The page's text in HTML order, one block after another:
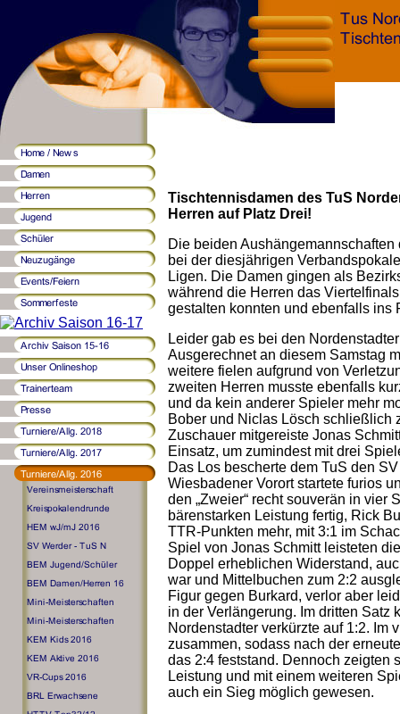
Tischtennisdamen des TuS
Herren auf Platz Drei!
Die beiden
bei der diesjährigen
Ligen. Die Damen gingen als
während die Herren das
gestalten konnten und ebenfalls ins
Leider gab es bei den
Ausgerechnet an diesem Samstag
weitere fielen aufgrund von
zweiten Herren musste ebenfalls
und da kein anderer Spieler mehr
Bober und Niclas Lösch schließlich
Zuschauer mitgereiste Jonas
Einsatz, um zumindest mit drei
Das Los bescherte dem TuS den
Wiesbadener Vorort startete furios
den „Zweier“ recht souverän in vier
bärenstarken Leistung fertig, Rick
TTR-Punkten mehr, mit 3:1 im
Spiel von Jonas Schmitt leisteten
Doppel erheblichen Widerstand,
war und Mittelbuchen zum 2:2
Figur gegen Burkard, verlor aber
in der Verlängerung. Im dritten Satz
Nordenstadter verkürzte auf 1:2. Im
zusammen, sodass nach der
das 2:4 feststand. Dennoch zeigten
Leistung und mit einem weiteren
auch ein Sieg möglich gewesen.